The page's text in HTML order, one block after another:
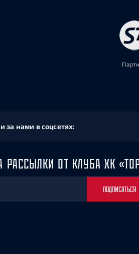
за нами в соцсетях:
РАССЫЛКИ ОТ КЛУБА ХК
ПОДПИСАТЬСЯ